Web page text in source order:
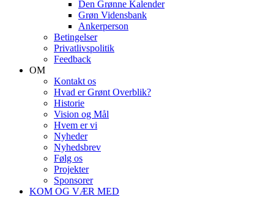
Den Grønne Kalender
Grøn Vidensbank
Ankerperson
Betingelser
Privatlivspolitik
Feedback
OM
Kontakt os
Hvad er Grønt Overblik?
Historie
Vision og Mål
Hvem er vi
Nyheder
Nyhedsbrev
Følg os
Projekter
Sponsorer
KOM OG VÆR MED